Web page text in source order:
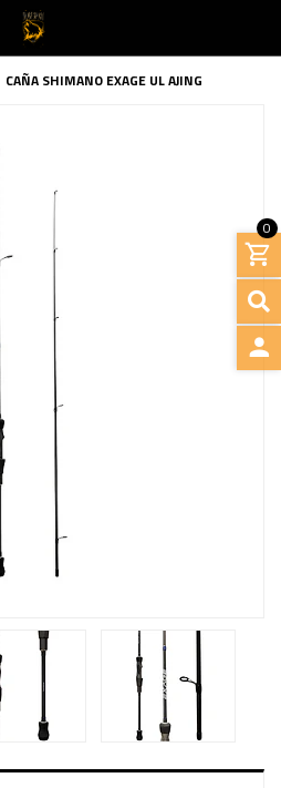
0
CAÑA SHIMANO EXAGE UL AJING
Next